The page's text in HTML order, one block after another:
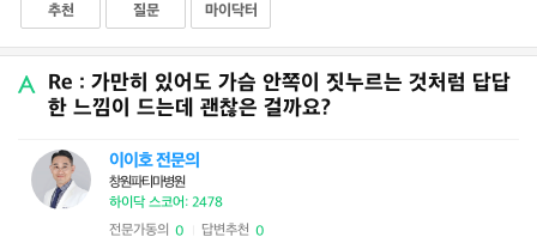
추천 질문 마이닥터
Re : 가만히 있어도 가슴 안쪽이 짓누르는 것처럼 답답
한 느낌이 드는데 괜찮은 걸까요?
이이호 전문의
창원파티마병원
하이닥 스코어: 2478
전문가동의 0 답변추천 0